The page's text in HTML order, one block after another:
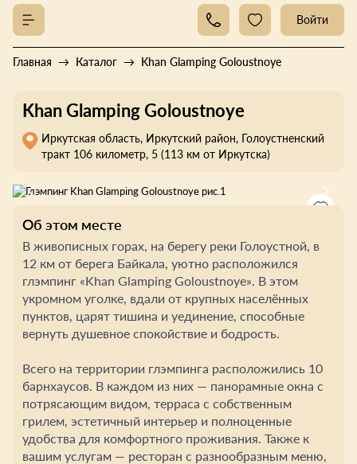
Войти
Главная Каталог Khan Glamping Goloustnoye
Khan Glamping Goloustnoye
Иркутская область, Иркутский район, Голоустненский
тракт 106 километр, 5 (113 км от Иркутска)
Об этом месте
В живописных горах, на берегу реки Голоустной, в
12 км от берега Байкала, уютно расположился
глэмпинг «Khan Glamping Goloustnoye». В этом
укромном уголке, вдали от крупных населённых
пунктов, царят тишина и уединение, способные
вернуть душевное спокойствие и бодрость.
Всего на территории глэмпинга расположились 10
барнхаусов. В каждом из них — панорамные окна с
потрясающим видом, терраса с собственным
грилем, эстетичный интерьер и полноценные
удобства для комфортного проживания. Также к
вашим услугам — ресторан с разнообразным меню,